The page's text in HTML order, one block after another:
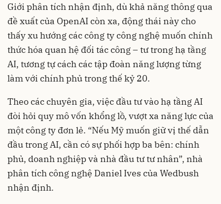
Giới phân tích nhận định, dù khả năng thông qua
đề xuất của OpenAI còn xa, động thái này cho
thấy xu hướng các công ty công nghệ muốn chính
thức hóa quan hệ đối tác công – tư trong hạ tầng
AI, tương tự cách các tập đoàn năng lượng từng
làm với chính phủ trong thế kỷ 20.
Theo các chuyên gia, việc đầu tư vào hạ tầng AI
đòi hỏi quy mô vốn khổng lồ, vượt xa năng lực của
một công ty đơn lẻ. “Nếu Mỹ muốn giữ vị thế dẫn
đầu trong AI, cần có sự phối hợp ba bên: chính
phủ, doanh nghiệp và nhà đầu tư tư nhân”, nhà
phân tích công nghệ Daniel Ives của Wedbush
nhận định.